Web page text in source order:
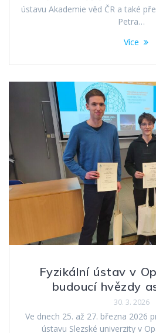
ústavu Akademie věd ČR a také
Petra…
Více
Fyzikální ústav v
budoucí hvězdy
30. 3. 2026
Ve dnech 25. až 27. března 2026
ústavu Slezské univerzity v